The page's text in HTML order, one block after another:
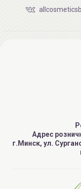
Адрес
г.Минск, ул.